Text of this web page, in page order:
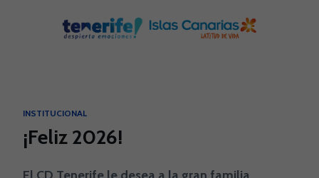
INSTITUCIONAL
¡Feliz 2026!